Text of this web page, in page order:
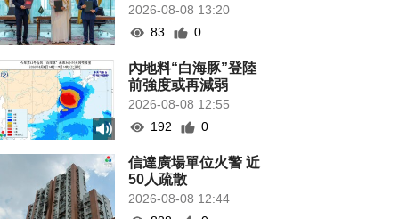
2026-08-08 13:20
83
0
內地料“白海豚”登陸
前強度或再減弱
2026-08-08 12:55
192
0
信達廣場單位火警 近
50人疏散
2026-08-08 12:44